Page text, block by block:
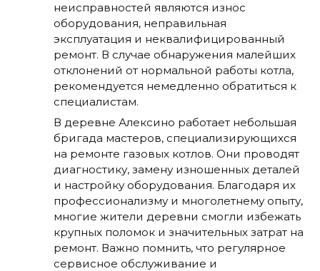
неисправностей являются износ
оборудования, неправильная
эксплуатация и неквалифицированный
ремонт. В случае обнаружения малейших
отклонений от нормальной работы котла,
рекомендуется немедленно обратиться к
специалистам.
В деревне Алексино работает небольшая
бригада мастеров, специализирующихся
на ремонте газовых котлов. Они проводят
диагностику, замену изношенных деталей
и настройку оборудования. Благодаря их
профессионализму и многолетнему опыту,
многие жители деревни смогли избежать
крупных поломок и значительных затрат на
ремонт. Важно помнить, что регулярное
сервисное обслуживание и